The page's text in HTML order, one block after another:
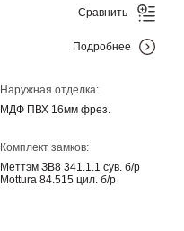
Наружная отделка:
МДФ ПВХ 16мм фрез.
Комплект замков:
Меттэм ЗВ8 341.1.1 сув. б/р
Mottura 84.515 цил. б/р
Сравнить
Подробнее